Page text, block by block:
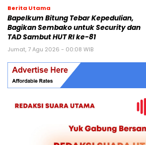
Berita Utama
Bapelkum Bitung Tebar Kepedulian,
Bagikan Sembako untuk Security dan
TAD Sambut HUT RI ke-81
Jumat, 7 Agu 2026 - 00:08 WIB